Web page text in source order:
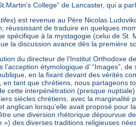
College” de Lancaster, qui a
) est revenue au Père Nicolas
réussissant de traduire en quelques
spécifique à la mystagogie (celui de
la discussion avance dès la première
du directeur de l’Institut
étymologique d’ “Images”,
en la fixant devant des vérités
tant que chrétiens, nous partageons
cette interpénétration (presque
siècles chrétiens, avec la
anglican lorsqu’elle avait proposé
une diversion rhétorique dépourvue
des diverses traditions religieuses nées